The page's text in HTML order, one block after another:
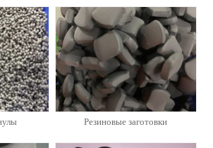
Резиновые заготовки